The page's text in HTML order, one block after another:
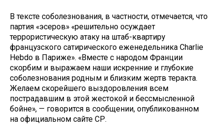
В тексте соболезнования, в частности, отмечается, что
партия «эсеров» «решительно осуждает
террористическую атаку на штаб-квартиру
французского сатирического еженедельника Charlie
Hebdo в Париже». «Вместе с народом Франции
скорбим и выражаем наши искренние и глубокие
соболезнования родным и близким жертв теракта.
Желаем скорейшего выздоровления всем
пострадавшим в этой жестокой и бессмысленной
бойне», — говорится в сообщении, опубликованном
на официальном сайте СР.